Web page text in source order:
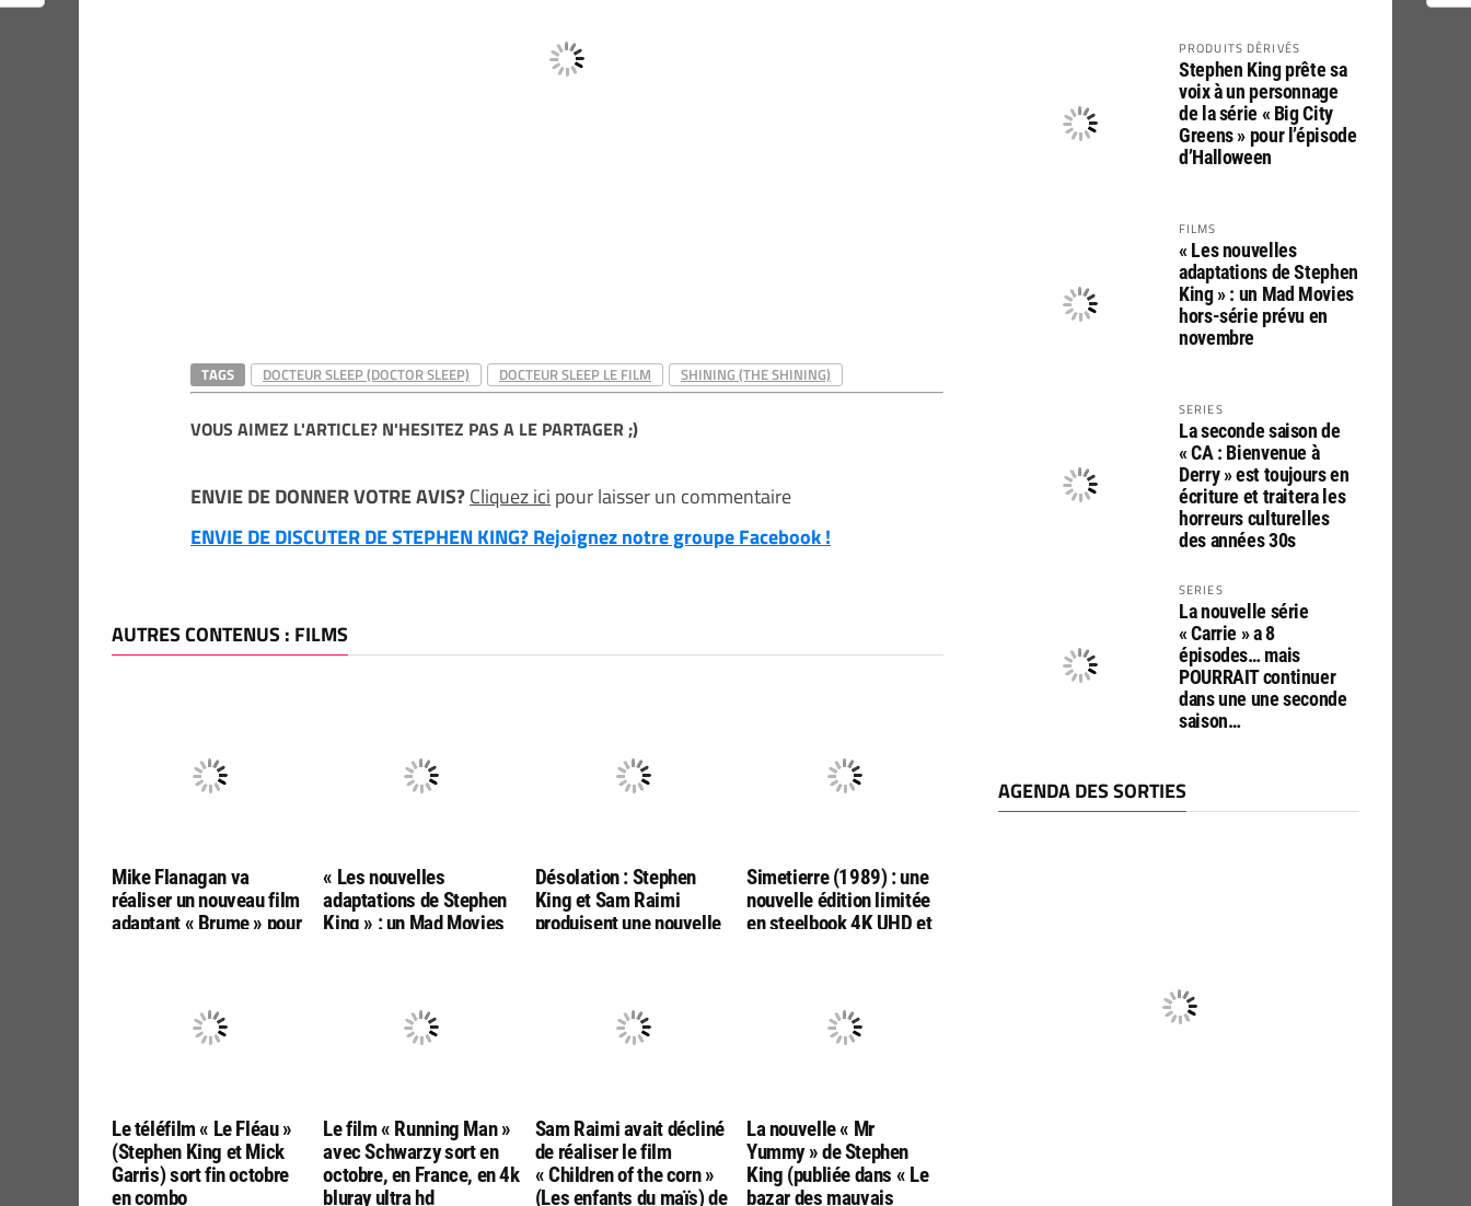
TAGS DOCTEUR SLEEP (DOCTOR SLEEP) DOCTEUR SLEEP LE FILM SHINING (THE SHINING)
VOUS AIMEZ L'ARTICLE? N'HESITEZ PAS A LE PARTAGER ;)
ENVIE DE DONNER VOTRE AVIS?Cliquez ici pour laisser un commentaire
ENVIE DE DISCUTER DE STEPHEN KING? Rejoignez notre groupe Facebook !
AUTRES CONTENUS : FILMS
Mike Flanagan va
réaliser un nouveau film
adaptant « Brume » pour
« Les nouvelles
adaptations de Stephen
King » : un Mad Movies
Désolation : Stephen
King et Sam Raimi
produisent une nouvelle
Bloodlines »
Simetierre (1989) : une
nouvelle édition limitée
en steelbook 4K UHD et
Le téléfilm « Le Fléau »
(Stephen King et Mick
Garris) sort fin octobre
en combo
Le film « Running Man »
avec Schwarzy sort en
octobre, en France, en 4k
bluray ultra hd
Sam Raimi avait décliné
de réaliser le film
« Children of the corn »
(Les enfants du maïs) de
La nouvelle « Mr
Yummy » de Stephen
King (publiée dans « Le
bazar des mauvais
PRODUITS DÉRIVÉS
Stephen King prête sa
voix à un personnage
de la série « Big City
Greens » pour l’épisode
d’Halloween
FILMS
« Les nouvelles
adaptations de Stephen
King » : un Mad Movies
hors-série prévu en
novembre
SERIES
La seconde saison de
« CA : Bienvenue à
Derry » est toujours en
écriture et traitera les
horreurs culturelles
des années 30s
SERIES
La nouvelle série
« Carrie » a 8
épisodes… mais
POURRAIT continuer
dans une une seconde
saison…
AGENDA DES SORTIES